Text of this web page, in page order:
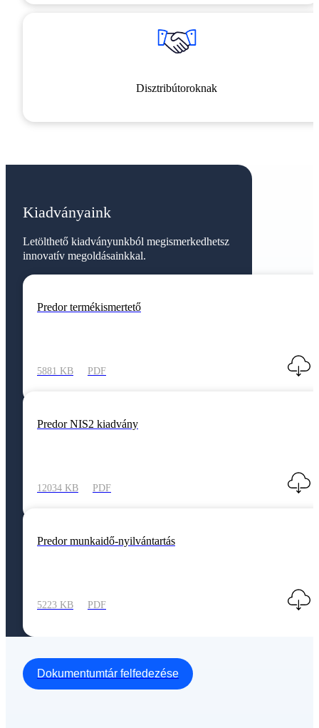
Disztribútoroknak
Kiadványaink
Letölthető kiadványunkból megismerkedhetsz
innovatív megoldásainkkal.
Predor termékismertető
5881 KB PDF
Predor NIS2 kiadvány
12034 KB PDF
Predor munkaidő-nyilvántartás
5223 KB PDF
Dokumentumtár felfedezése